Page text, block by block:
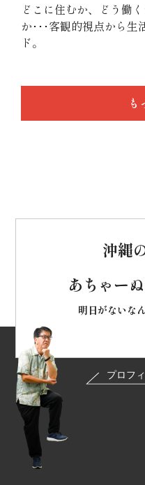
どこに住むか、どう働
か･･･客観的視点から生
ド。
も
沖縄
あちゃー
明日がないな